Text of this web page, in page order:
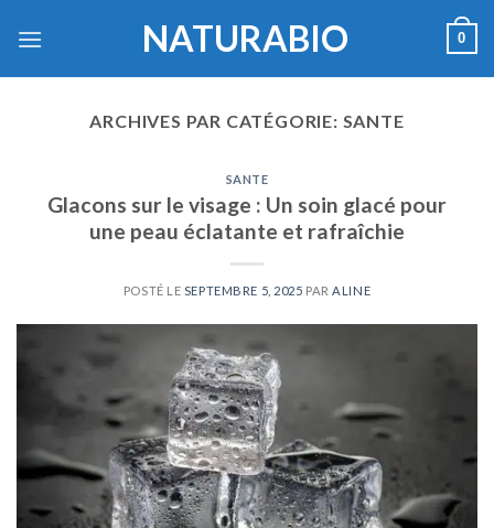
NATURABIO 0
ARCHIVES PAR CATÉGORIE: SANTE
SANTE
Glacons sur le visage : Un soin glacé pour
une peau éclatante et rafraîchie
POSTÉ LE SEPTEMBRE 5, 2025 PAR ALINE